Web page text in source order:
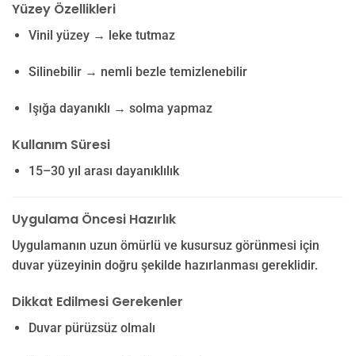
Yüzey Özellikleri
Vinil yüzey → leke tutmaz
Silinebilir → nemli bezle temizlenebilir
Işığa dayanıklı → solma yapmaz
Kullanım Süresi
15–30 yıl arası dayanıklılık
Uygulama Öncesi Hazırlık
Uygulamanın uzun ömürlü ve kusursuz görünmesi için
duvar yüzeyinin doğru şekilde hazırlanması gereklidir.
Dikkat Edilmesi Gerekenler
Duvar pürüzsüz olmalı